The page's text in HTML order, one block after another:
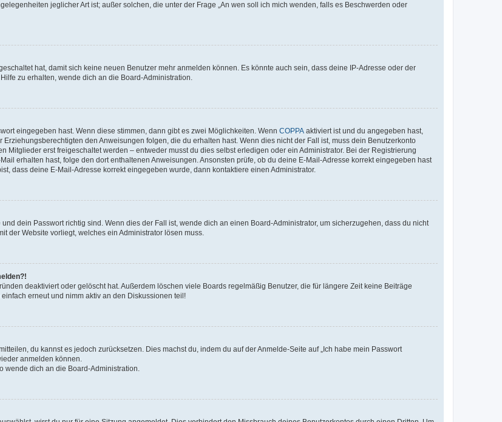
jeglicher Art ist; außer solchen, die unter der Frage „An wen soll ich mich wenden, falls es Beschwerden oder
hat, damit sich keine neuen Benutzer mehr anmelden können. Es könnte auch sein, dass deine IP-Adresse oder der
zu erhalten, wende dich an die Board-Administration.
eingegeben hast. Wenn diese stimmen, dann gibt es zwei Möglichkeiten. Wenn COPPA aktiviert ist und du angegeben hast,
den Anweisungen folgen, die du erhalten hast. Wenn dies nicht der Fall ist, muss dein Benutzerkonto
erst freigeschaltet werden – entweder musst du dies selbst erledigen oder ein Administrator. Bei der Registrierung
erhalten hast, folge den dort enthaltenen Anweisungen. Ansonsten prüfe, ob du deine E-Mail-Adresse korrekt eingegeben hast
dass deine E-Mail-Adresse korrekt eingegeben wurde, dann kontaktiere einen Administrator.
dein Passwort richtig sind. Wenn dies der Fall ist, wende dich an einen Board-Administrator, um sicherzugehen, dass du nicht
der Website vorliegt, welches ein Administrator lösen muss.
deaktiviert oder gelöscht hat. Außerdem löschen viele Boards regelmäßig Benutzer, die für längere Zeit keine Beiträge
erneut und nimm aktiv an den Diskussionen teil!
du kannst es jedoch zurücksetzen. Dies machst du, indem du auf der Anmelde-Seite auf „Ich habe mein Passwort
anmelden können.
wende dich an die Board-Administration.